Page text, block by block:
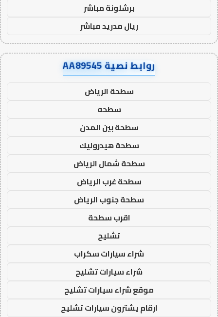
برشلونة مباشر
ريال مدريد مباشر
روابط نصية AA89545
سطحة الرياض
سطحه
سطحة بين المدن
سطحة هيدروليك
سطحة شمال الرياض
سطحة غرب الرياض
سطحة جنوب الرياض
اقرب سطحة
تشليح
شراء سيارات سكراب
شراء سيارات تشليح
موقع شراء سيارات تشليح
ارقام يشترون سيارات تشليح